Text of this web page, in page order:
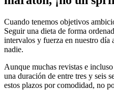
Cuando tenemos objetivos
Seguir una dieta de forma
intervalos y fuerza en nuestro día
nadie.
Aunque muchas revistas e
una duración de entre tres y seis
estos plazos por comodidad, no